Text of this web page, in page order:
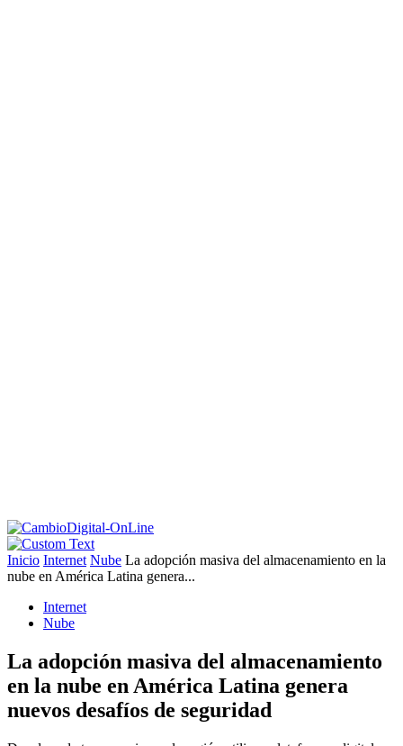
Inicio Internet Nube La adopción masiva del almacenamiento en la
nube en América Latina genera...
Internet
Nube
La adopción masiva del almacenamiento
en la nube en América Latina genera
nuevos desafíos de seguridad